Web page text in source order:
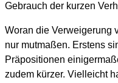
Gebrauch der kurzen
Woran die Verweigerung
nur mutmaßen. Erstens
Präpositionen
zudem kürzer. Vielleicht